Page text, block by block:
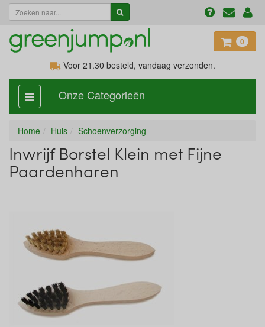
0
Voor 21.30 besteld, vandaag verzonden.
categorie
aan,
Onze Categorieën
Home Huis Schoenverzorging
Inwrijf Borstel Klein met Fijne
Paardenharen